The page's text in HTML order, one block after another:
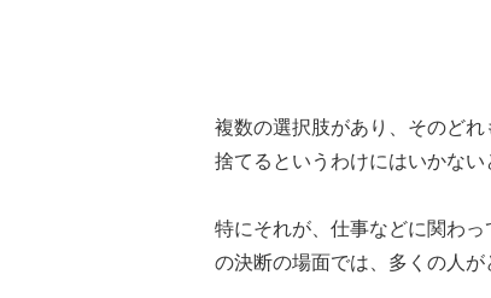
複数の選択肢があり、そのど
捨てるというわけにはいかない
特にそれが、仕事などに関わ
の決断の場面では、多くの人が